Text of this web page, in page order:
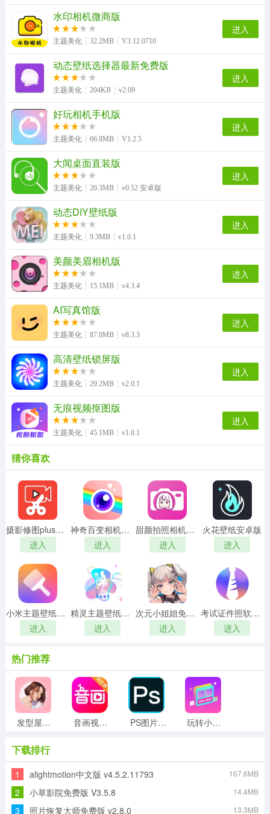
口袋铃声免费版 主题小组件美化手机正版
图怪兽通用版 进度条小组件安卓直装版 Blender照片拼图手机正版
水印相机微商版
主题美化 32.2MB V3.12.0710
进入
动态壁纸选择器最新免费版
主题美化 204KB v2.09
进入
好玩相机手机版
主题美化 66.8MB V1.2.5
进入
大闻桌面直装版
主题美化 20.3MB v0.52 安卓版
进入
动态DIY壁纸版
主题美化 9.3MB v1.0.1
进入
美颜美眉相机版
主题美化 15.1MB v4.3.4
进入
AI写真馆版
主题美化 87.0MB v8.3.3
进入
高清壁纸锁屏版
主题美化 29.2MB v2.0.1
进入
无痕视频抠图版
主题美化 45.1MB v1.0.1
进入
猜你喜欢
摄影修图plus软件版
进入
神奇百变相机最新版
进入
甜颜拍照相机无广告版
进入
火花壁纸安卓版
进入
小米主题壁纸国际版
进入
精灵主题壁纸大全官方版
进入
次元小姐姐免费版
进入
考试证件照软件手机版
进入
热门推荐
发型屋发型搭配安卓版 音画视频制作软件免费原版 PS图片处理免费原版 玩转小组件本最新版
像素画板网页版 神奇动态壁纸官方正版
下载排行
1 alightmotion中文版 v4.5.2.11793 167.6MB
2 小草影院免费版 V3.5.8 14.4MB
3 照片恢复大师免费版 v2.8.0 13.3MB